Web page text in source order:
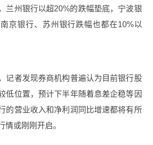
兰州银行以超20%的跌幅垫底，宁波银
京银行、苏州银行跌幅也都在10%以
者发现券商机构普遍认为目前银行股
低位置，预计下半年随着息差企稳等因
的营业收入和净利润同比增速都将有所
情或刚刚开启。